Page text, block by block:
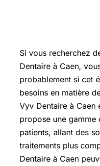
Si vous recherchez
Dentaire à Caen,
probablement si cet
besoins en matière
Vyv Dentaire à Caen
propose une gamme
patients, allant des
traitements plus
Dentaire à Caen